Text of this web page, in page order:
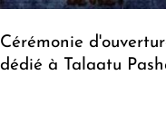
Cérémonie
dédié à Talaatu